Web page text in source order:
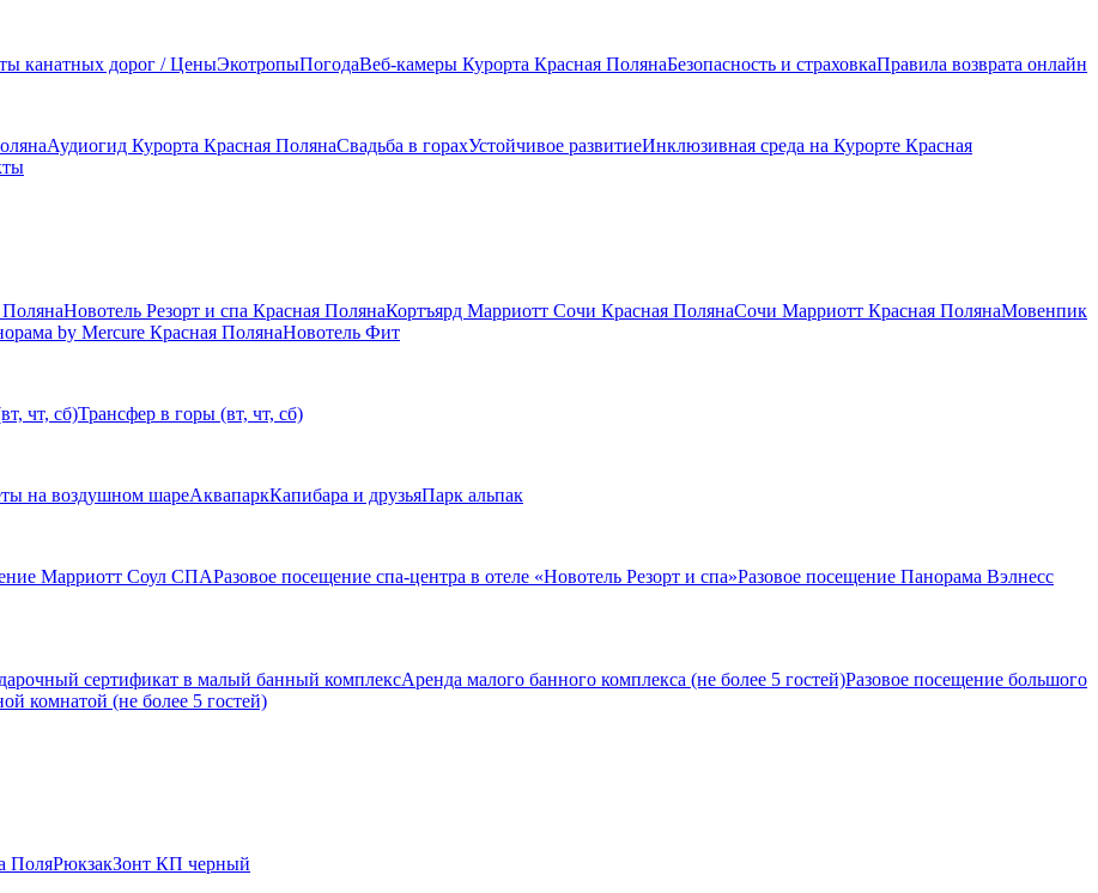
канатных дорог / ЦеныЭкотропыПогодаВеб-камеры Курорта Красная ПолянаБезопасность и страховкаПравила возврата онлайн
Аудиогид Курорта Красная ПолянаСвадьба в горахУстойчивое развитиеИнклюзивная среда на Курорте Красная
Новотель Резорт и спа Красная ПолянаКортъярд Марриотт Сочи Красная ПолянаСочи Марриотт Красная ПолянаМовенпик
by Mercure Красная ПолянаНовотель Фит
чт, сб)Трансфер в горы (вт, чт, сб)
на воздушном шареАквапаркКапибара и друзьяПарк альпак
Марриотт Соул СПАРазовое посещение спа-центра в отеле «Новотель Резорт и спа»Разовое посещение Панорама Вэлнесс
сертификат в малый банный комплексАренда малого банного комплекса (не более 5 гостей)Разовое посещение большого
комнатой (не более 5 гостей)
ПоляРюкзакЗонт КП черный